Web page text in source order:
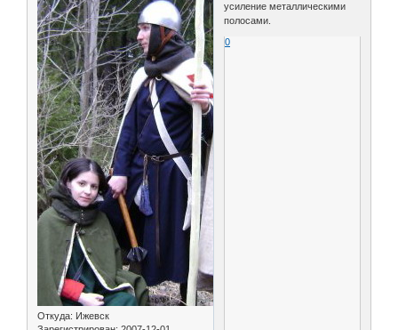
Откуда: Ижевск
усиление металлическими
полосами.
0